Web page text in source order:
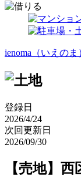
ienoma（いえのま
登録日
2026/4/24
次回更新日
2026/09/30
【売地】